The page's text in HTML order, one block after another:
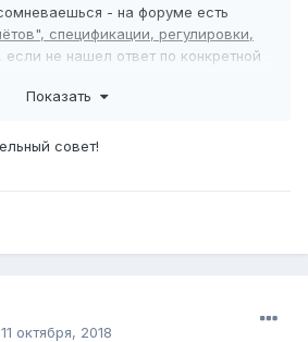
- на форуме есть
спецификации, регулировки,
если не нашел ответ по конкретной
Показать
совет!
11 октября, 2018